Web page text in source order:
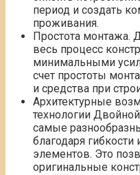
период и создать
проживания.
Простота монтажа.
весь процесс
минимальными
счет простоты
и средства при
Архитектурные
технологии
самые
благодаря
элементов. Это
оригинальные